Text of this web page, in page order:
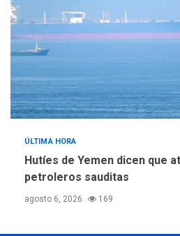
ÚLTIMA HORA
Hutíes de Yemen dicen que
petroleros sauditas
agosto 6, 2026 169